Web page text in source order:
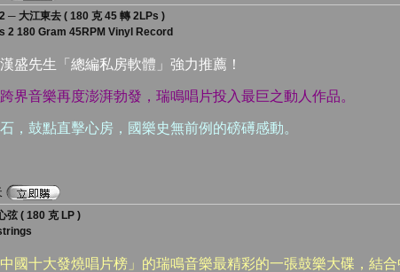
2 ─ 大江東去 ( 180 克 45 轉 2LPs )
2 180 Gram 45RPM Vinyl Record
盛先生「總編私房軟體」強力推薦！
界音樂再度澎湃勃發，瑞鳴唱片投入最巨之動人作品。
，鼓點直擊心房，國樂史無前例的磅礡感動。
弦 ( 180 克 LP )
國十大發燒唱片榜」的瑞鳴音樂最精彩的一張鼓樂大碟，結